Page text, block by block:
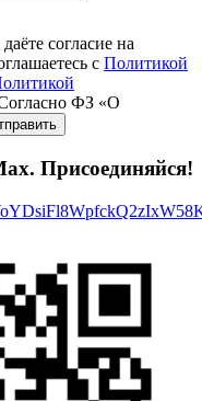
согласие на
с Политикой
ФЗ «О
Присоединяйся!